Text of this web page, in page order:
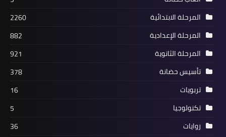
المرحلة الابتدائية
2260
المرحلة الإعدادية
882
المرحلة الثانوية
921
تأسيس حضانة
378
تربويات
16
تكنولوجيا
5
روايات
36